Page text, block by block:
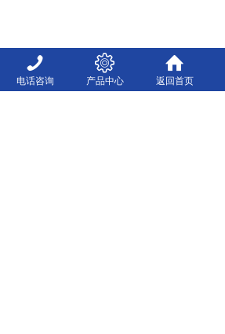
电话咨询 产品中心 返回首页